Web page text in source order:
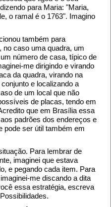
para Maria: "Maria,
o ramal é o 1763". Imagino
também para
no caso uma quadra, um
número de casa, típico de
me dirigindo e virando
da quadra, virando na
e localizando a
de um local que não
de placas, tendo em
que em Brasília essa
padrões dos endereços e
pode ser útil também em
Para lembrar de
imaginei que estava
e pegando cada item. Para
me discando a dita
essa estratégia, escreva